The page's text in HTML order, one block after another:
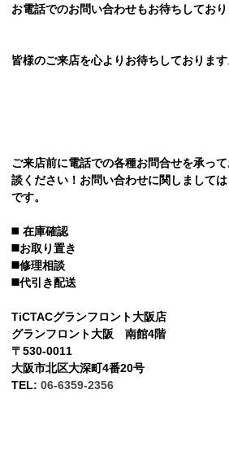
お電話でのお問い合わせもお待ちしてお
皆様のご来店を心よりお待ちしております
ご来店前に電話での各種お問合せを承っ
談ください！お問い合わせに関しまして
です。
◼️ 在庫確認
◼️お取り置き
◼️修理相談
◼️代引き配送
TiCTACグランフロント大阪店
グランフロント大阪 南館4階
〒530-0011
大阪市北区大深町4番20号
TEL: 06-6359-2356